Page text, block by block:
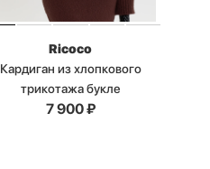
Ricoco
Кардиган из хлопкового
трикотажа букле
7 900₽